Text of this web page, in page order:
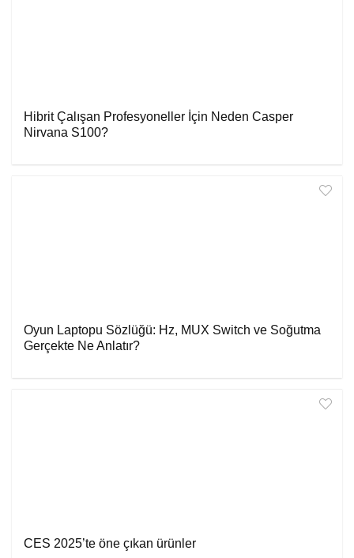
Hibrit Çalışan Profesyoneller İçin Neden Casper
Nirvana S100?
Oyun Laptopu Sözlüğü: Hz, MUX Switch ve Soğutma
Gerçekte Ne Anlatır?
CES 2025’te öne çıkan ürünler